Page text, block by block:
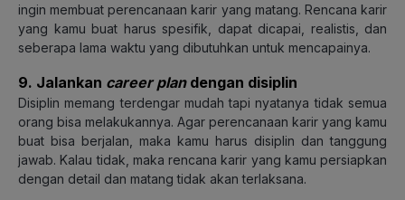
ingin membuat perencanaan karir yang matang. Rencana karir
yang kamu buat harus spesifik, dapat dicapai, realistis, dan
seberapa lama waktu yang dibutuhkan untuk mencapainya.
9. Jalankan career plan dengan disiplin
Disiplin memang terdengar mudah tapi nyatanya tidak semua
orang bisa melakukannya. Agar perencanaan karir yang kamu
buat bisa berjalan, maka kamu harus disiplin dan tanggung
jawab. Kalau tidak, maka rencana karir yang kamu persiapkan
dengan detail dan matang tidak akan terlaksana.